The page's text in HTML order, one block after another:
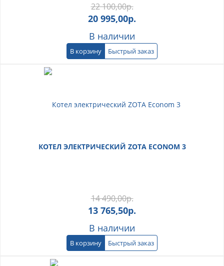
22 100,00р.
20 995,00р.
В наличии
В корзину Быстрый заказ
КОТЕЛ ЭЛЕКТРИЧЕСКИЙ ZOTA ECONOM 3
14 490,00р.
13 765,50р.
В наличии
В корзину Быстрый заказ